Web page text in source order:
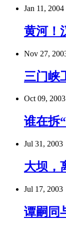
Jan 11, 2004
黄河！
Nov 27,
三门峡
Oct 09, 2003
谁在拆
Jul 31, 2003
大坝，
Jul 17, 2003
谭嗣同